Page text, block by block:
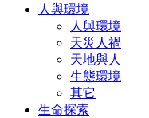
人與環境
人與環境
天災人禍
天地與人
生態環境
其它
生命探索